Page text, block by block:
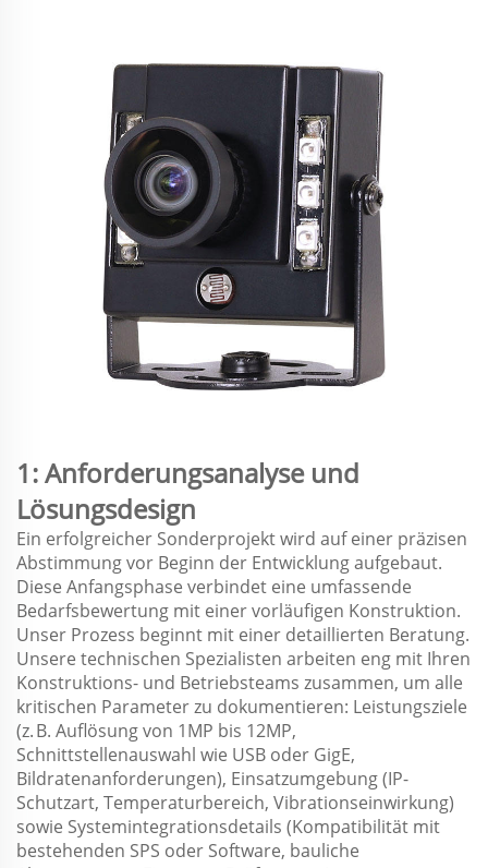
1: Anforderungsanalyse und
Lösungsdesign
Ein erfolgreicher Sonderprojekt wird auf einer präzisen
Abstimmung vor Beginn der Entwicklung aufgebaut.
Diese Anfangsphase verbindet eine umfassende
Bedarfsbewertung mit einer vorläufigen Konstruktion.
Unser Prozess beginnt mit einer detaillierten Beratung.
Unsere technischen Spezialisten arbeiten eng mit Ihren
Konstruktions- und Betriebsteams zusammen, um alle
kritischen Parameter zu dokumentieren: Leistungsziele
(z. B. Auflösung von 1MP bis 12MP,
Schnittstellenauswahl wie USB oder GigE,
Bildratenanforderungen), Einsatzumgebung (IP-
Schutzart, Temperaturbereich, Vibrationseinwirkung)
sowie Systemintegrationsdetails (Kompatibilität mit
bestehenden SPS oder Software, bauliche